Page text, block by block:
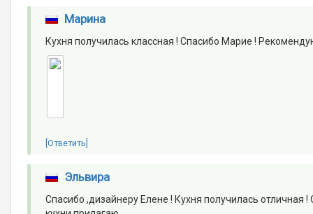
Марина
Кухня получилась классная ! Спасибо Марие !
[Ответить]
Эльвира
Спасибо ,дизайнеру Елене ! Кухня получилась